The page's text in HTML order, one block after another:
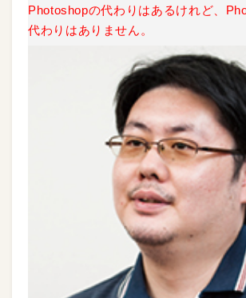
Photoshopの代わりはあるけれど、
代わりはありません。